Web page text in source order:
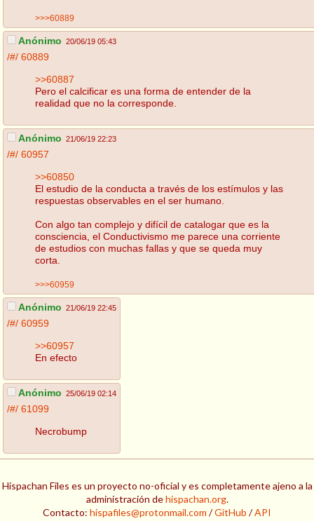
>>>60889
Anónimo 20/06/19 05:43
/#/ 60889
>>60887
Pero el calcificar es una forma de entender de la
realidad que no la corresponde.
Anónimo 21/06/19 22:23
/#/ 60957
>>60850
El estudio de la conducta a través de los estímulos y las
respuestas observables en el ser humano.
Con algo tan complejo y difícil de catalogar que es la
consciencia, el Conductivismo me parece una corriente
de estudios con muchas fallas y que se queda muy
corta.
>>>60959
Anónimo 21/06/19 22:45
/#/ 60959
>>60957
En efecto
Anónimo 25/06/19 02:14
/#/ 61099
Necrobump
Hispachan Files es un proyecto no-oficial y es completamente ajeno a la
administración dehispachan.org.
Contacto: hispafiles@protonmail.com /GitHub /API